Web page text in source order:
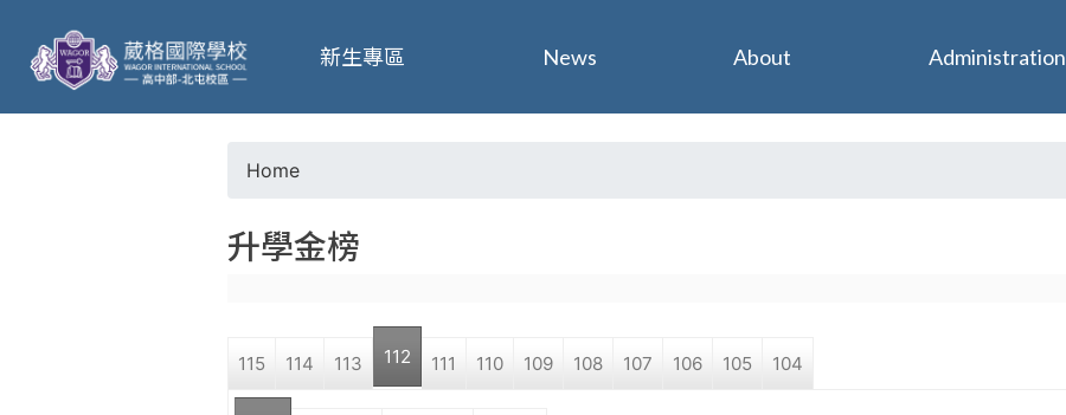
葳
格
o
a
Home
升學金榜
115 114 113 112 111 110 109 108 107 106 105 104
新生專區 News About Administration